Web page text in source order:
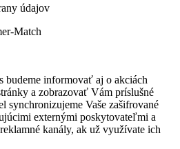
údajov
Match
budeme informovať aj o akciách
a zobrazovať Vám príslušné
synchronizujeme Vaše zašifrované
externými poskytovateľmi a
kanály, ak už využívate ich